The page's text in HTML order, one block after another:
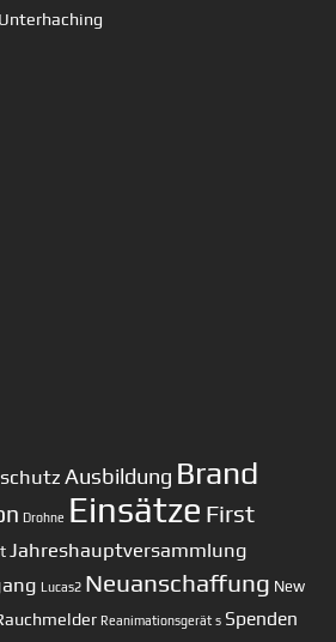
Ausbildung Brand
Drohne Einsätze First
Jahreshauptversammlung
Lucas2 Neuanschaffung New
Reanimationsgerät s Spenden